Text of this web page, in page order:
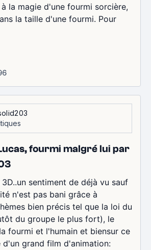
la magie d'une fourmi sorcière,
la taille d'une fourmi. Pour
fourmi malgré lui par
sentiment de déjà vu sauf
n'est pas bani grâce à
bien précis tel que la loi du
du groupe le plus fort), le
fourmi et l'humain et biensur ce
grand film d'animation: